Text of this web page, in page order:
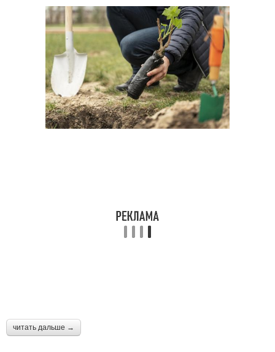
читать дальше →